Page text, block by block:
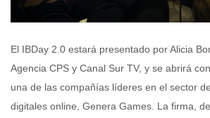
El IBDay 2.0 estará presentado por Alicia
Agencia CPS y Canal Sur TV, y se abrirá
una de las compañías líderes en el sector
digitales online, Genera Games. La firma,